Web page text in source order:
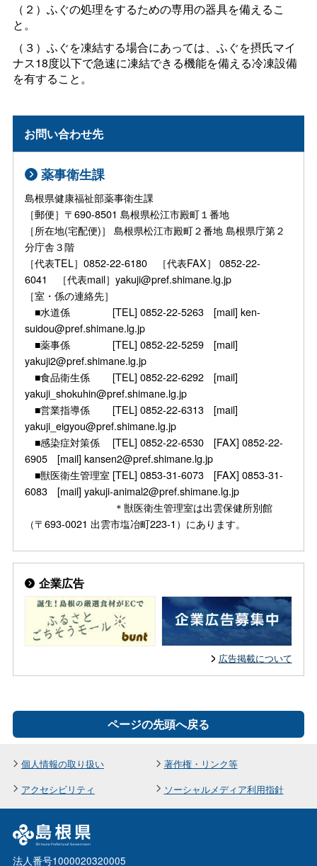
（２）ふぐの処理をするための専用の器具を備えるこ
と。
（３）ふぐを凍結する場合にあっては、ふぐを摂氏マイ
ナス18度以下で急速に凍結できる機能を備える冷凍設備
を有すること。
お問い合わせ先
薬事衛生課
島根県健康福祉部薬事衛生課
［郵便］〒690-8501 島根県松江市殿町１番地
［所在地(宅配便)］ 島根県松江市殿町２番地 島根県庁第２
分庁舎３階
［代表TEL］0852-22-6180 ［代表FAX］ 0852-22-
6041 ［代表mail］yakuji@pref.shimane.lg.jp
［室・係の連絡先］
■水道係 [TEL] 0852-22-5263 [mail] ken-
suidou@pref.shimane.lg.jp
■薬事係 [TEL] 0852-22-5259 [mail]
yakuji2@pref.shimane.lg.jp
■食品衛生係 [TEL] 0852-22-6292 [mail]
yakuji_shokuhin@pref.shimane.lg.jp
■営業指導係 [TEL] 0852-22-6313 [mail]
yakuji_eigyou@pref.shimane.lg.jp
■感染症対策係 [TEL] 0852-22-6530 [FAX] 0852-22-
6905 [mail] kansen2@pref.shimane.lg.jp
■獣医衛生管理室 [TEL] 0853-31-6073 [FAX] 0853-31-
6083 [mail] yakuji-animal2@pref.shimane.lg.jp
＊獣医衛生管理室は出雲保健所別館
（〒693-0021 出雲市塩冶町223-1）にあります。
企業広告
広告掲載について
ページの先頭へ戻る
個人情報の取り扱い
著作権・リンク等
アクセシビリティ
ソーシャルメディア利用指針
法人番号1000020320005